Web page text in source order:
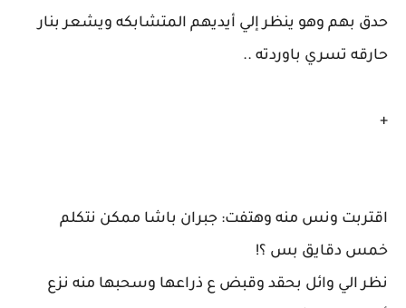
حدق بهم وهو ينظر إلي أيديهم المتشابكه ويشعر بنار
حارقه تسري باوردته ..
+
اقتربت ونس منه وهتفت: جبران باشا ممكن نتكلم
خمس دقايق بس ؟!
نظر الي وائل بحقد وقبض ع ذراعها وسحبها منه نزع